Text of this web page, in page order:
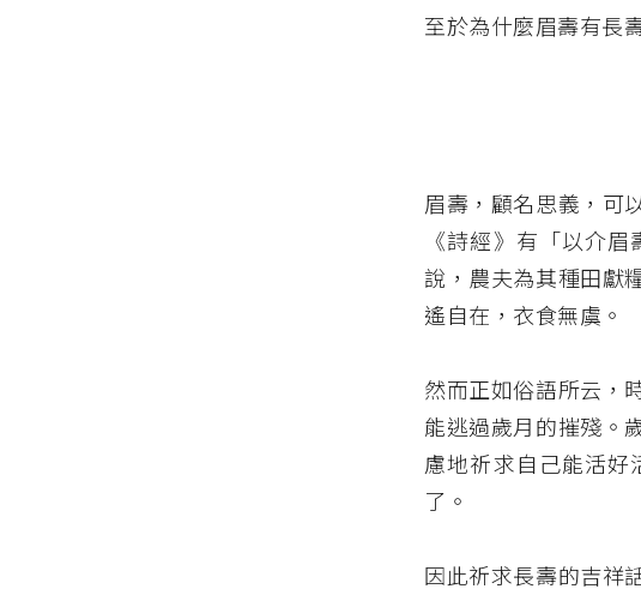
至於為什麼眉壽有長
眉壽，顧名思義，可
《詩經》有「以介
說，農夫為其種田獻
遙自在，衣食無虞。
然而正如俗語所云，
能逃過歲月的摧殘。
慮地祈求自己能活
了。
因此祈求長壽的吉祥